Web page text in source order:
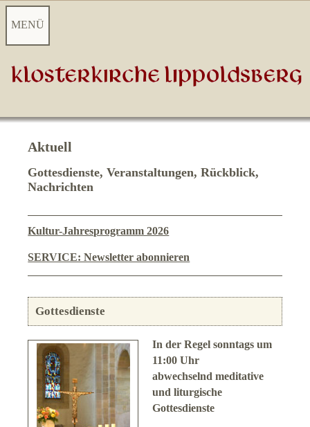
MENÜ
Startseite
Kontakt
Touristisches Highlight
Kulturelles Zentrum
Spirituelles Wissen
Impressum
Datenschutz
Aktuell
Gottesdienste, Veranstaltungen, Rückblick,
Nachrichten
Kultur-Jahresprogramm 2026
SERVICE: Newsletter abonnieren
Gottesdienste
In der Regel sonntags um
11:00 Uhr
abwechselnd meditative
und liturgische
Gottesdienste